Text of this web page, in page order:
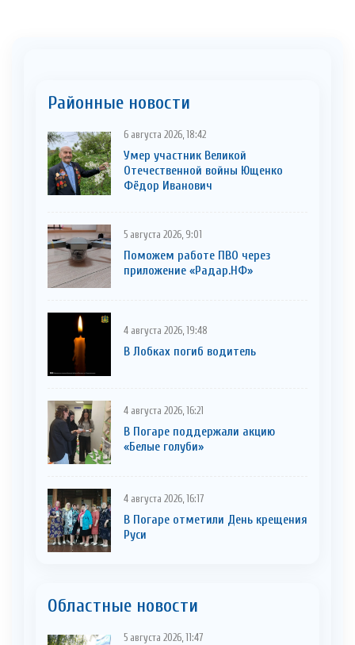
Районные новости
6 августа 2026, 18:42
Умер участник Великой
Отечественной войны Ющенко
Фёдор Иванович
5 августа 2026, 9:01
Поможем работе ПВО через
приложение «Радар.НФ»
4 августа 2026, 19:48
В Лобках погиб водитель
4 августа 2026, 16:21
В Погаре поддержали акцию
«Белые голуби»
4 августа 2026, 16:17
В Погаре отметили День крещения
Руси
Областные новости
5 августа 2026, 11:47